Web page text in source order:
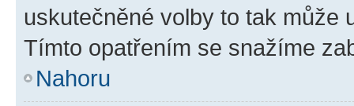
uskutečněné volby to tak může
Tímto opatřením se snažíme
Nahoru